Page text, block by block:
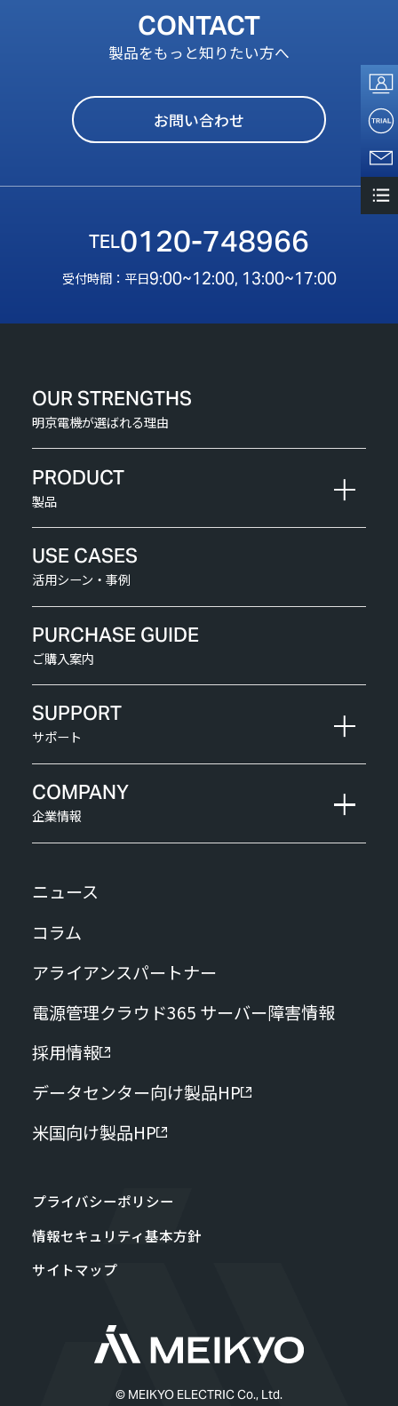
CONTACT
製品をもっと知りたい方へ
お問い合わせ
0120-748966
受付時間：平日9:00~12:00, 13:00~17:00
OUR STRENGTHS
明京電機が選ばれる理由
PRODUCT
製品
USE CASES
活用シーン・事例
PURCHASE GUIDE
ご購入案内
SUPPORT
サポート
COMPANY
企業情報
ニュース
コラム
アライアンスパートナー
電源管理クラウド365 サーバー障害情報
採用情報
データセンター向け製品HP
米国向け製品HP
プライバシーポリシー
情報セキュリティ基本方針
サイトマップ
© MEIKYO ELECTRIC Co., Ltd.